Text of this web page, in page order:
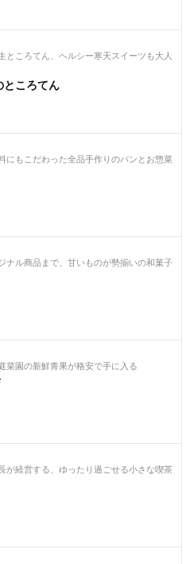
ところてん、ヘルシー寒天スイーツも大人
ところてん
にもこだわった全品手作りのパンとお惣菜
ナル商品まで、甘いものが勢揃いの和菓子
菜園の新鮮青果が格安で手に入る
が経営する、ゆったり過ごせる小さな喫茶